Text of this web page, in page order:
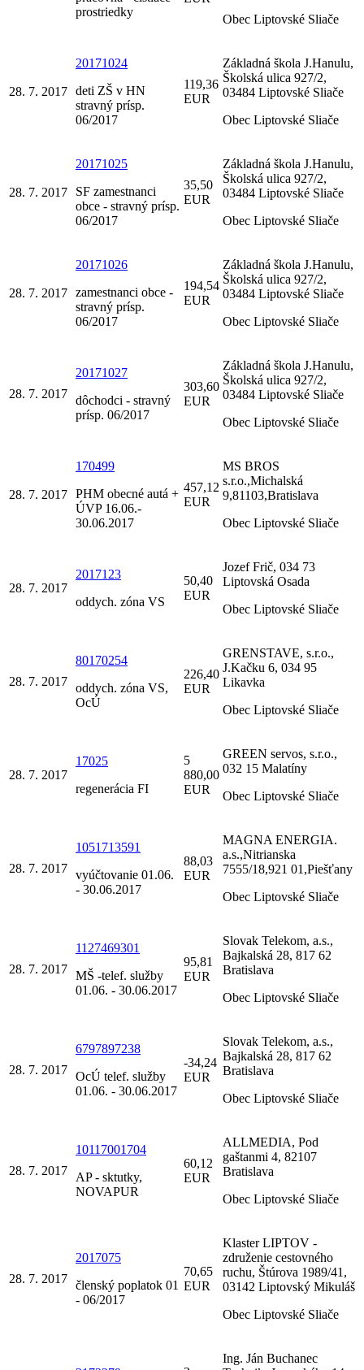
prostriedky
Obec Liptovské Sliače
28. 7. 2017
20171024
deti ZŠ v HN
stravný prísp.
06/2017
119,36
EUR
Základná škola J.Hanulu,
Školská ulica 927/2,
03484 Liptovské Sliače
Obec Liptovské Sliače
28. 7. 2017
20171025
SF zamestnanci
obce - stravný prísp.
06/2017
35,50
EUR
Základná škola J.Hanulu,
Školská ulica 927/2,
03484 Liptovské Sliače
Obec Liptovské Sliače
28. 7. 2017
20171026
zamestnanci obce -
stravný prísp.
06/2017
194,54
EUR
Základná škola J.Hanulu,
Školská ulica 927/2,
03484 Liptovské Sliače
Obec Liptovské Sliače
28. 7. 2017
20171027
dôchodci - stravný
prísp. 06/2017
303,60
EUR
Základná škola J.Hanulu,
Školská ulica 927/2,
03484 Liptovské Sliače
Obec Liptovské Sliače
28. 7. 2017
170499
PHM obecné autá +
ÚVP 16.06.-
30.06.2017
457,12
EUR
MS BROS
s.r.o.,Michalská
9,81103,Bratislava
Obec Liptovské Sliače
28. 7. 2017
2017123
oddych. zóna VS
50,40
EUR
Jozef Frič, 034 73
Liptovská Osada
Obec Liptovské Sliače
28. 7. 2017
80170254
oddych. zóna VS,
OcÚ
226,40
EUR
GRENSTAVE, s.r.o.,
J.Kačku 6, 034 95
Likavka
Obec Liptovské Sliače
28. 7. 2017
17025
regenerácia FI
5
880,00
EUR
GREEN servos, s.r.o.,
032 15 Malatíny
Obec Liptovské Sliače
28. 7. 2017
1051713591
vyúčtovanie 01.06.
- 30.06.2017
88,03
EUR
MAGNA ENERGIA.
a.s.,Nitrianska
7555/18,921 01,Piešťany
Obec Liptovské Sliače
28. 7. 2017
1127469301
MŠ -telef. služby
01.06. - 30.06.2017
95,81
EUR
Slovak Telekom, a.s.,
Bajkalská 28, 817 62
Bratislava
Obec Liptovské Sliače
28. 7. 2017
6797897238
OcÚ telef. služby
01.06. - 30.06.2017
-34,24
EUR
Slovak Telekom, a.s.,
Bajkalská 28, 817 62
Bratislava
Obec Liptovské Sliače
28. 7. 2017
10117001704
AP - sktutky,
NOVAPUR
60,12
EUR
ALLMEDIA, Pod
gaštanmi 4, 82107
Bratislava
Obec Liptovské Sliače
28. 7. 2017
2017075
členský poplatok 01
- 06/2017
70,65
EUR
Klaster LIPTOV -
združenie cestovného
ruchu, Štúrova 1989/41,
03142 Liptovský Mikuláš
Obec Liptovské Sliače
Ing. Ján Buchanec